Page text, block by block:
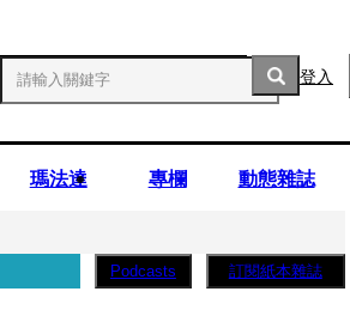
登入
瑪法達 專欄 動態雜誌
Podcasts 訂閱紙本雜誌